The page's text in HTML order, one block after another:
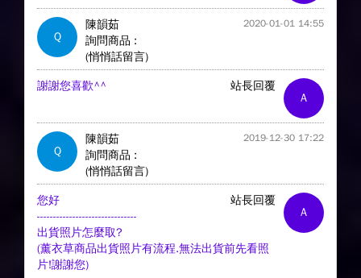
Q
陳韻茹 2020-01-01 14:55
詢問商品 :
(悄悄話留言)
A
站長回覆
謝謝您喜歡^^
Q
陳韻茹 2019-12-30 17:22
詢問商品 :
(悄悄話留言)
A
站長回覆
您好
-------------------------------
出貨照片怎麼取?
(薰衣草商品出貨照片有流程.無法出貨前先看照
片!謝謝您)